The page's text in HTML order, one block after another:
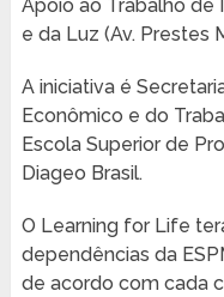
Apoio ao Trabalho de
e da Luz (Av. Prestes
A iniciativa é
Econômico e do
Escola Superior de
Diageo Brasil.
O Learning for Life
dependências da
de acordo com cada